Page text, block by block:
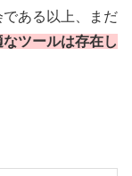
ある以上、まだ
ツールは存在し